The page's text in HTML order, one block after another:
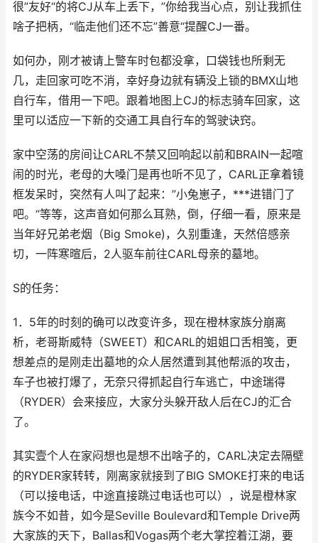
很”友好“的将CJ从车上丢下，”你给我当心点，别让我抓住
啥子把柄，“临走他们还不忘”善意“提醒CJ一番。
如何办，刚才被请上警车时包都没拿，口袋钱也所剩无
几，走回家可吃不消，幸好身边就有辆没上锁的BMX山地
自行车，借用一下吧。跟着地图上CJ的标志骑车回家，这
里可以适应一下新的交通工具自行车的驾驶诀窍。
家中空荡的房间让CARL不禁又回响起以前和BRAIN一起喧
闹的时光，老母的大嗓门是再也听不见了，CARL正拿着镜
框发呆时，突然有人叫了起来：”小兔崽子，***进错门了
吧。“等等，这声音如何那么耳熟，倒，仔细一看，原来是
当年好兄弟老烟（Big Smoke)，久别重逢，天然倍感亲
切，一阵寒暄后，2人驱车前往CARL母亲的墓地。
S的任务：
1．5年的时刻的确可以改变许多，现在橙林家族分崩离
析，老哥斯威特（SWEET）和CARL的姐姐口舌相笺，更
想差点的是刚走出墓地的众人居然遭到其他帮派的攻击，
车子也被打爆了，无奈只得抓起自行车逃亡，中途瑞得
（RYDER）会来接应，大家分头躲开敌人后在CJ的汇合
了。
其实壹个人在家闷想也是想不出啥子的，CARL决定去隔壁
的RYDER家转转，刚离家就接到了BIG SMOKE打来的电话
（可以接电话，中途直接跳过电话也可以），说是橙林家
族今不如昔，如今是Seville Boulevard和Temple Drive两
大家族的天下，Ballas和Vogas两个老大掌控着江湖，要